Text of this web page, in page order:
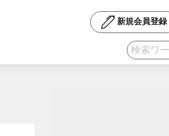
新規会員登録